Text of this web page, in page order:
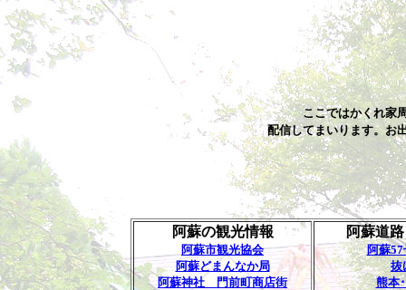
ここではかくれ家
配信してまいります。お
阿蘇の観光情報
阿蘇市観光協会
阿蘇どまんなか局
阿蘇神社 門前町商店街
阿蘇道
阿蘇57
抜
熊本